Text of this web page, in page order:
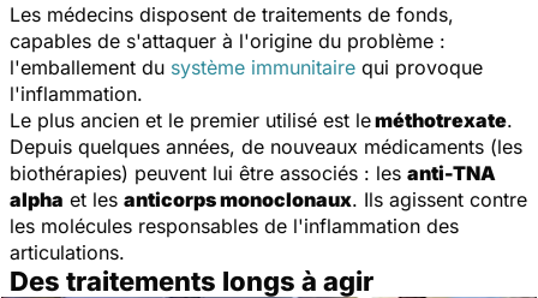
Les médecins disposent de traitements de fonds,
capables de s'attaquer à l'origine du problème :
l'emballement du système immunitaire qui provoque
l'inflammation.
Le plus ancien et le premier utilisé est leméthotrexate.
Depuis quelques années, de nouveaux médicaments (les
biothérapies) peuvent lui être associés : les anti-TNA
alpha et les anticorps monoclonaux. Ils agissent contre
les molécules responsables de l'inflammation des
articulations.
Des traitements longs à agir